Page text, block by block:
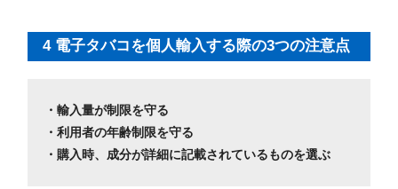
4 電子タバコを個人輸入する際の3つの注意点
・輸入量が制限を守る
・利用者の年齢制限を守る
・購入時、成分が詳細に記載されているものを選ぶ